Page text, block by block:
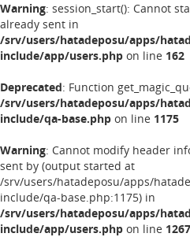
Warning: session_start(): Cannot
already sent in
/srv/users/hatadeposu/apps/
include/app/users.php on line 162
Deprecated: Function
/srv/users/hatadeposu/apps/
include/qa-base.php on line 1175
Warning: Cannot modify header
sent by (output started at
/srv/users/hatadeposu/apps/
include/qa-base.php:1175) in
/srv/users/hatadeposu/apps/
include/app/users.php on line 1267